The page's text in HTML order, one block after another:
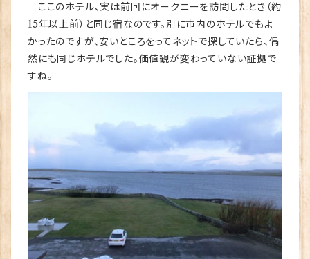
ここのホテル、実は前回にオークニーを訪問したとき（約
15年以上前）と同じ宿なのです。別に市内のホテルでもよ
かったのですが、安いところをってネットで探していたら、偶
然にも同じホテルでした。価値観が変わっていない証拠で
すね。